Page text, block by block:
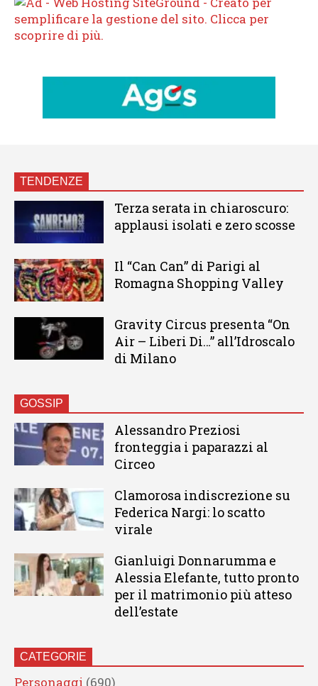
TENDENZE
Terza serata in chiaroscuro:
applausi isolati e zero scosse
Il “Can Can” di Parigi al
Romagna Shopping Valley
Gravity Circus presenta “On
Air – Liberi Di…” all’Idroscalo
di Milano
GOSSIP
Alessandro Preziosi
fronteggia i paparazzi al
Circeo
Clamorosa indiscrezione su
Federica Nargi: lo scatto
virale
Gianluigi Donnarumma e
Alessia Elefante, tutto pronto
per il matrimonio più atteso
dell’estate
CATEGORIE
Personaggi (690)